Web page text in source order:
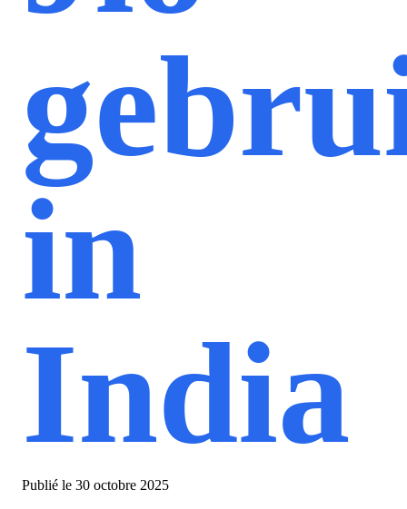
in
India
Publié le 30 octobre 2025